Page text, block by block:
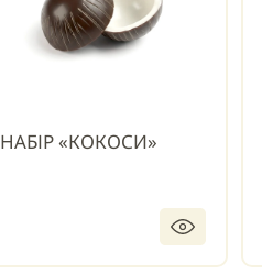
НАБІР «КОКОСИ»